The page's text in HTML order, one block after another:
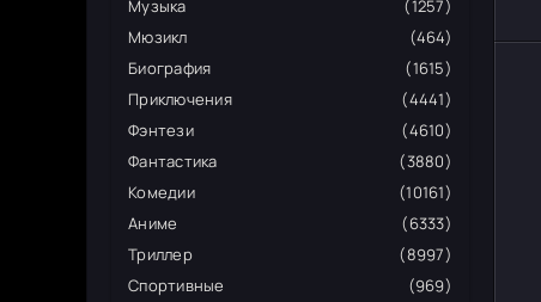
Музыка
(1257)
Мюзикл
(464)
Биография
(1615)
Приключения
(4441)
Фэнтези
(4610)
Фантастика
(3880)
Комедии
(10161)
Аниме
(6333)
Триллер
(8997)
Спортивные
(969)